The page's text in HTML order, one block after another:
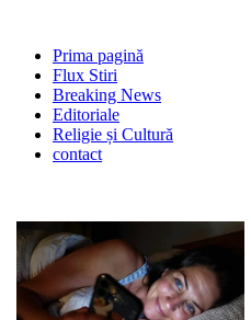
Prima pagină
Flux Stiri
Breaking News
Editoriale
Religie și Cultură
contact